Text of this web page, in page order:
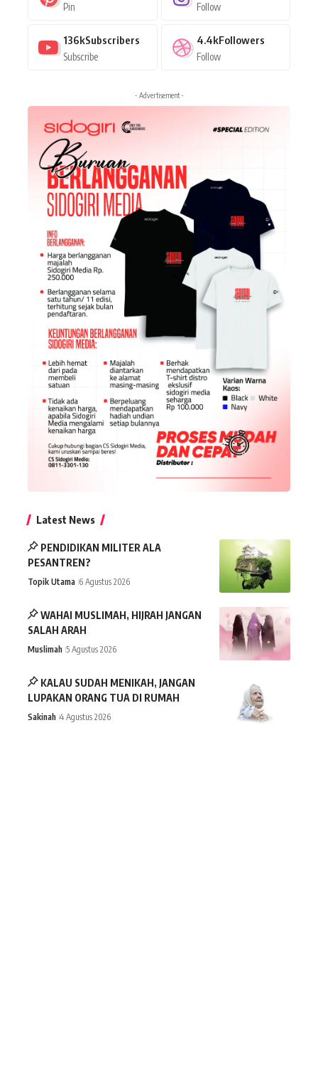
Pin Follow
136kSubscribers
Subscribe
4.4kFollowers
Follow
- Advertisement -
Latest News
PENDIDIKAN MILITER ALA
PESANTREN?
Topik Utama 6 Agustus 2026
WAHAI MUSLIMAH, HIJRAH JANGAN
SALAH ARAH
Muslimah 5 Agustus 2026
KALAU SUDAH MENIKAH, JANGAN
LUPAKAN ORANG TUA DI RUMAH
Sakinah 4 Agustus 2026